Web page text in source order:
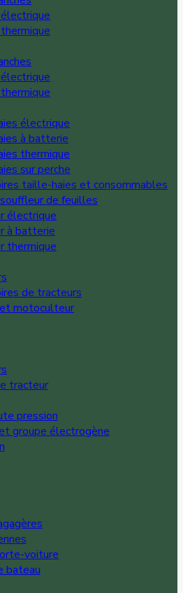
électrique
à batterie
thermique
sur perche
taille-haies et consommables
de feuilles
électrique
à batterie
thermique
de tracteurs
motoculteur
tracteur
pression
groupe électrogène
voiture
bateau